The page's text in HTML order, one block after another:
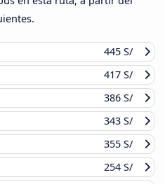
445 S/
417 S/
386 S/
343 S/
355 S/
254 S/